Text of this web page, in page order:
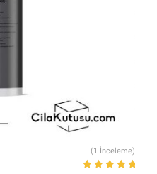
(1 İnceleme)